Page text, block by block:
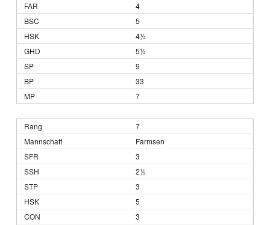
4
5
4½
5½
9
33
7
7
Farmsen
3
2½
3
5
3